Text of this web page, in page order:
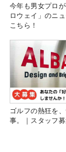
今年も男女プロ
ロウェイ」のニ
こちら！
ゴルフの熱狂を
事。｜スタッフ